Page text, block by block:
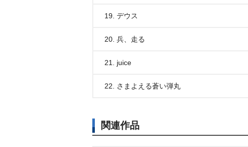
19. デウス
20. 兵、走る
21. juice
22. さまよえる蒼い弾丸
関連作品